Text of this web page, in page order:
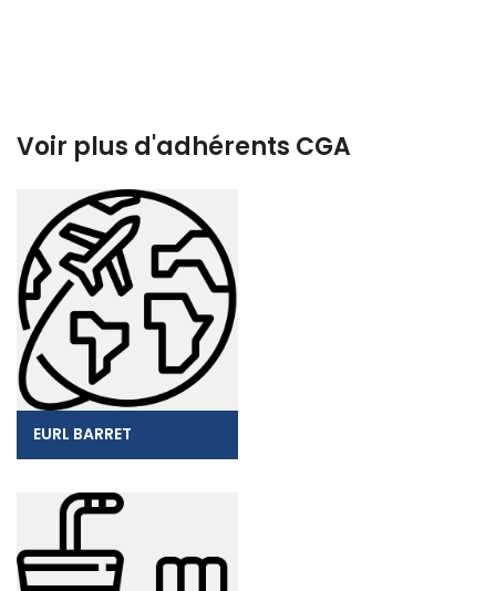
Voir plus d'adhérents CGA
EURL BARRET